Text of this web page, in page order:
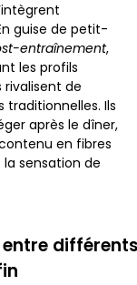
guise de petit-
entraînement,
les profils
de
Ils
après le dîner,
en fibres
sensation de